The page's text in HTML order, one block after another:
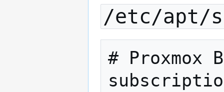
/etc/apt/
# Proxmox